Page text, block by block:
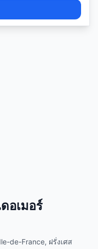
อเมอร์
de-France, ฝรั่งเศส